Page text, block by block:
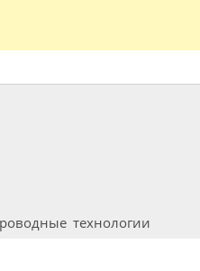
технологии